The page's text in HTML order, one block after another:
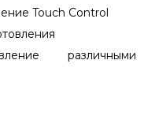
Touch Control
различными